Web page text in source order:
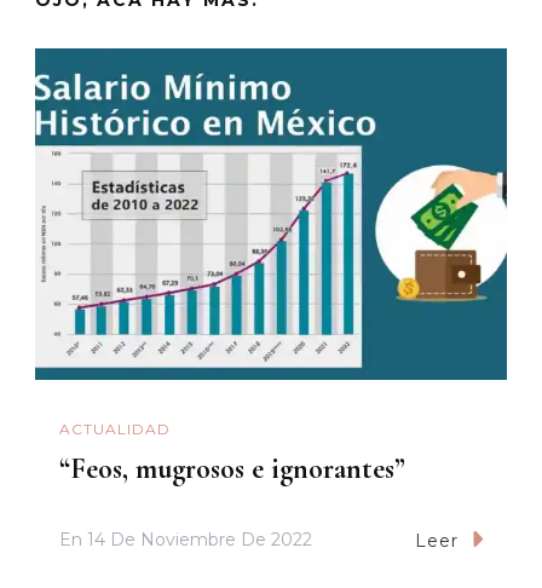
ACTUALIDAD
“Feos, mugrosos e ignorantes”
En 14 De Noviembre De 2022 Leer